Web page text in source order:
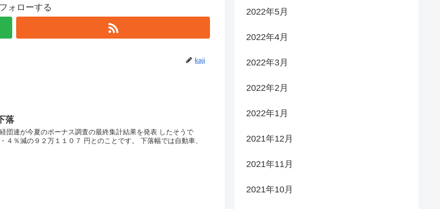
ォローする
kaji
落
団連が今夏のボーナス調査の最終集計結果を発表 したそうで
４％減の９２万１１０７ 円とのことです。 下落幅では自動車、
2022年5月
2022年4月
2022年3月
2022年2月
2022年1月
2021年12月
2021年11月
2021年10月